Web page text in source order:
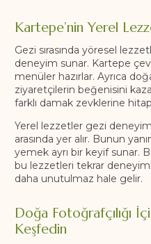
Kartepe’nin Yerel
Gezi sırasında yöresel
deneyim sunar. Kartepe
menüler hazırlar. Ayrıca
ziyaretçilerin beğenisini
farklı damak zevklerine
Yerel lezzetler gezi
arasında yer alır. Bunun
yemek ayrı bir keyif sunar.
bu lezzetleri tekrar
daha unutulmaz hale gelir.
Doğa Fotoğrafçılığı
Keşfedin